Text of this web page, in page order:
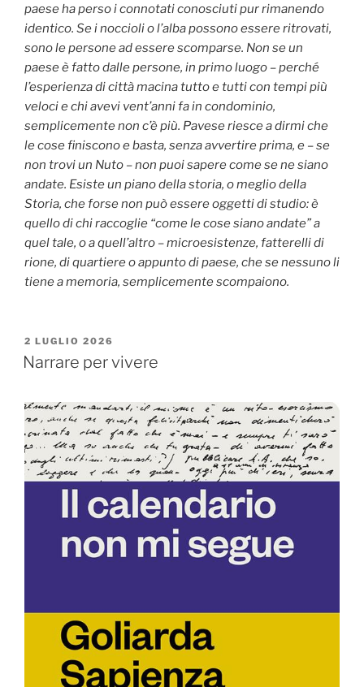
paese ha perso i connotati conosciuti pur rimanendo
identico. Se i noccioli o l’alba possono essere ritrovati,
sono le persone ad essere scomparse. Non se un
paese è fatto dalle persone, in primo luogo – perché
l’esperienza di città macina tutto e tutti con tempi più
veloci e chi avevi vent’anni fa in condominio,
semplicemente non c’è più. Pavese riesce a dirmi che
le cose finiscono e basta, senza avvertire prima, e – se
non trovi un Nuto – non puoi sapere come se ne siano
andate. Esiste un piano della storia, o meglio della
Storia, che forse non può essere oggetti di studio: è
quello di chi raccoglie “come le cose siano andate” a
quel tale, o a quell’altro – microesistenze, fatterelli di
rione, di quartiere o appunto di paese, che se nessuno li
tiene a memoria, semplicemente scompaiono.
PUBBLICATO
IL
2 LUGLIO 2026
Narrare per vivere